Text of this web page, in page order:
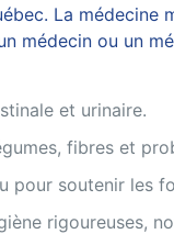
La
médecin ou un
et urinaire.
fibres et
pour soutenir les
rigoureuses,